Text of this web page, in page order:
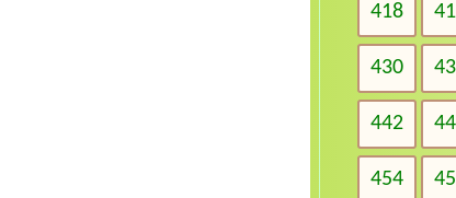
418
430
442
454